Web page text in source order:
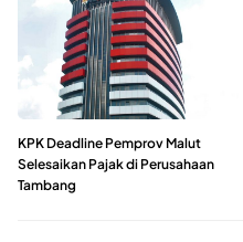
KPK Deadline Pemprov Malut
Selesaikan Pajak di Perusahaan
Tambang